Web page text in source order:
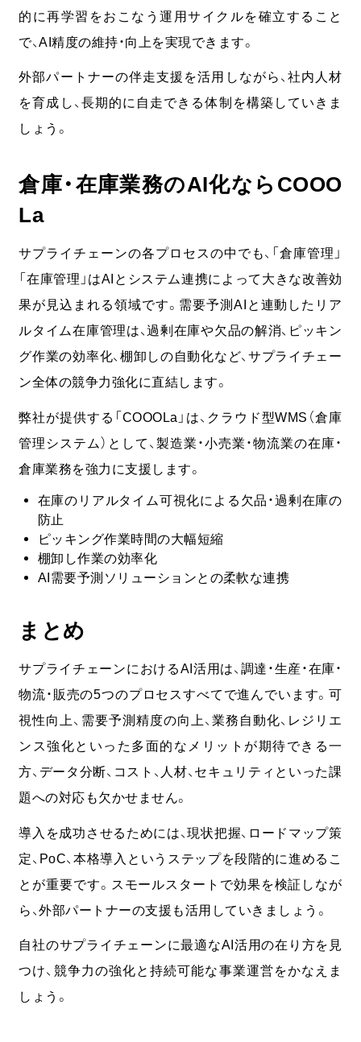
的に再学習をおこなう運用サイクルを確立すること
で、AI精度の維持・向上を実現できます。
外部パートナーの伴走支援を活用しながら、社内人材
を育成し、長期的に自走できる体制を構築していきま
しょう。
倉庫・在庫業務のAI化ならCOOO
La
サプライチェーンの各プロセスの中でも、「倉庫管理」
「在庫管理」はAIとシステム連携によって大きな改善効
果が見込まれる領域です。需要予測AIと連動したリア
ルタイム在庫管理は、過剰在庫や欠品の解消、ピッキン
グ作業の効率化、棚卸しの自動化など、サプライチェー
ン全体の競争力強化に直結します。
弊社が提供する「COOOLa」は、クラウド型WMS（倉庫
管理システム）として、製造業・小売業・物流業の在庫・
倉庫業務を強力に支援します。
在庫のリアルタイム可視化による欠品・過剰在庫の
防止
ピッキング作業時間の大幅短縮
棚卸し作業の効率化
AI需要予測ソリューションとの柔軟な連携
まとめ
サプライチェーンにおけるAI活用は、調達・生産・在庫・
物流・販売の5つのプロセスすべてで進んでいます。可
視性向上、需要予測精度の向上、業務自動化、レジリエ
ンス強化といった多面的なメリットが期待できる一
方、データ分断、コスト、人材、セキュリティといった課
題への対応も欠かせません。
導入を成功させるためには、現状把握、ロードマップ策
定、PoC、本格導入というステップを段階的に進めるこ
とが重要です。スモールスタートで効果を検証しなが
ら、外部パートナーの支援も活用していきましょう。
自社のサプライチェーンに最適なAI活用の在り方を見
つけ、競争力の強化と持続可能な事業運営をかなえま
しょう。